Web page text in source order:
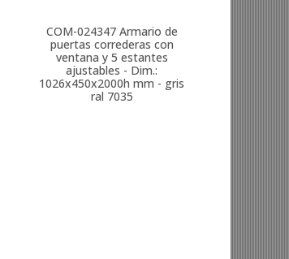
COM-024347 Armario de
puertas correderas con
ventana y 5 estantes
ajustables - Dim.:
1026x450x2000h mm - gris
ral 7035